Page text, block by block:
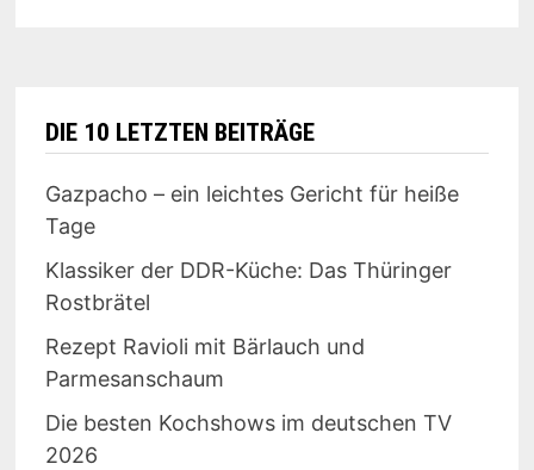
DIE 10 LETZTEN BEITRÄGE
Gazpacho – ein leichtes Gericht für heiße
Tage
Klassiker der DDR-Küche: Das Thüringer
Rostbrätel
Rezept Ravioli mit Bärlauch und
Parmesanschaum
Die besten Kochshows im deutschen TV
2026